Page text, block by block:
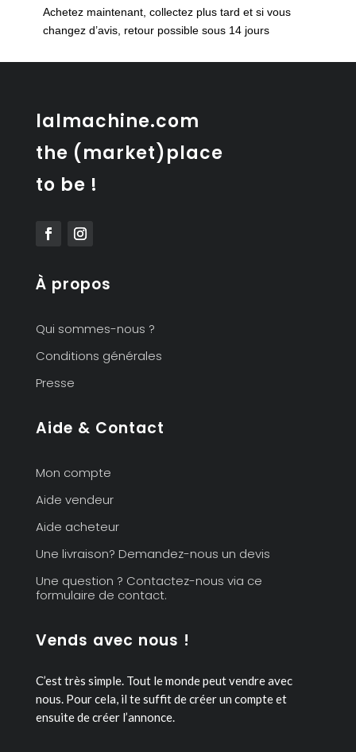
travertin
Achetez maintenant, collectez plus tard et si vous
changez d’avis, retour possible sous 14 jours
lalmachine.com
the (market)place
to be !
À propos
Qui sommes-nous ?
Conditions générales
Presse
Aide & Contact
Mon compte
Aide vendeur
Aide acheteur
Une livraison? Demandez-nous un devis
Une question ? Contactez-nous via ce
formulaire de contact.
Vends avec nous !
C’est très simple. Tout le monde peut vendre avec
nous. Pour cela, il te suffit de créer un compte et
ensuite de créer l’annonce.